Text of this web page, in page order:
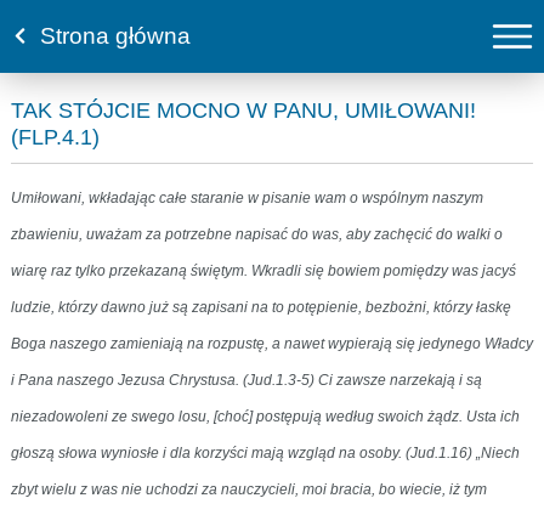
Strona główna
TAK STÓJCIE MOCNO W PANU, UMIŁOWANI!
(FLP.4.1)
Umiłowani, wkładając całe staranie w pisanie wam o wspólnym naszym
zbawieniu, uważam za potrzebne napisać do was, aby zachęcić do walki o
wiarę raz tylko przekazaną świętym. Wkradli się bowiem pomiędzy was jacyś
ludzie, którzy dawno już są zapisani na to potępienie, bezbożni, którzy łaskę
Boga naszego zamieniają na rozpustę, a nawet wypierają się jedynego Władcy
i Pana naszego Jezusa Chrystusa. (Jud.1.3-5) Ci zawsze narzekają i są
niezadowoleni ze swego losu, [choć] postępują według swoich żądz. Usta ich
głoszą słowa wyniosłe i dla korzyści mają wzgląd na osoby. (Jud.1.16) „Niech
zbyt wielu z was nie uchodzi za nauczycieli, moi bracia, bo wiecie, iż tym